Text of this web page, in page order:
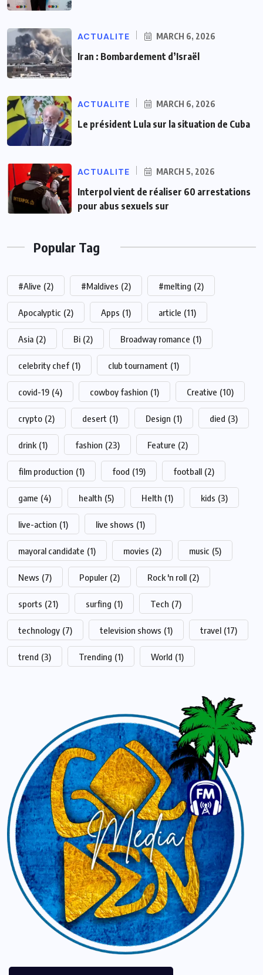
ACTUALITE MARCH 6, 2026
Iran : Bombardement d’Israël
ACTUALITE MARCH 6, 2026
Le président Lula sur la situation de Cuba
ACTUALITE MARCH 5, 2026
Interpol vient de réaliser 60 arrestations
pour abus sexuels sur
Popular Tag
#Alive (2) #Maldives (2) #melting (2)
Apocalyptic (2) Apps (1) article (11)
Asia (2) Bi (2) Broadway romance (1)
celebrity chef (1) club tournament (1)
covid-19 (4) cowboy fashion (1) Creative (10)
crypto (2) desert (1) Design (1) died (3)
drink (1) fashion (23) Feature (2)
film production (1) food (19) football (2)
game (4) health (5) Helth (1) kids (3)
live-action (1) live shows (1)
mayoral candidate (1) movies (2) music (5)
News (7) Populer (2) Rock 'n roll (2)
sports (21) surfing (1) Tech (7)
technology (7) television shows (1) travel (17)
trend (3) Trending (1) World (1)